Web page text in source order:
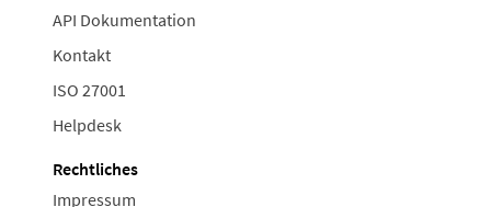
API Dokumentation
Kontakt
ISO 27001
Helpdesk
Rechtliches
Impressum